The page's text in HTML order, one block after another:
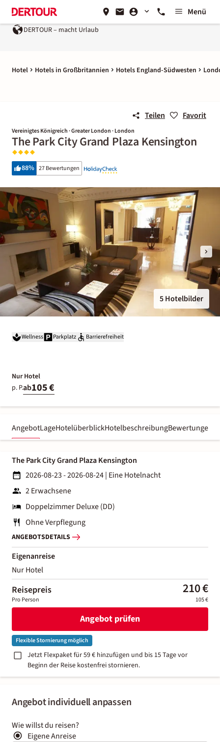
Menü
DERTOUR – macht Urlaub
Hotel Hotels in Großbritannien Hotels England-Südwesten
Teilen Favorit
Vereinigtes Königreich · Greater London · London
The Park City Grand Plaza Kensington
88% 27 Bewertungen
5 Hotelbilder
Wellness Parkplatz Barrierefreiheit
Nur Hotel
p. P.ab105 €
AngebotLageHotelüberblickHotelbeschreibungBewertungen
Angebot individuell anpassen
Wie willst du reisen?
Eigene Anreise
The Park City Grand Plaza Kensington
2026-08-23 - 2026-08-24| Eine Hotelnacht
2 Erwachsene
Doppelzimmer Deluxe (DD)
Ohne Verpflegung
ANGEBOTSDETAILS
Eigenanreise
Nur Hotel
Reisepreis 210 €
Pro Person 105 €
Angebot prüfen
Flexible Stornierung möglich
Jetzt Flexpaket für 59 € hinzufügen und bis 15 Tage vor
Beginn der Reise kostenfrei stornieren.